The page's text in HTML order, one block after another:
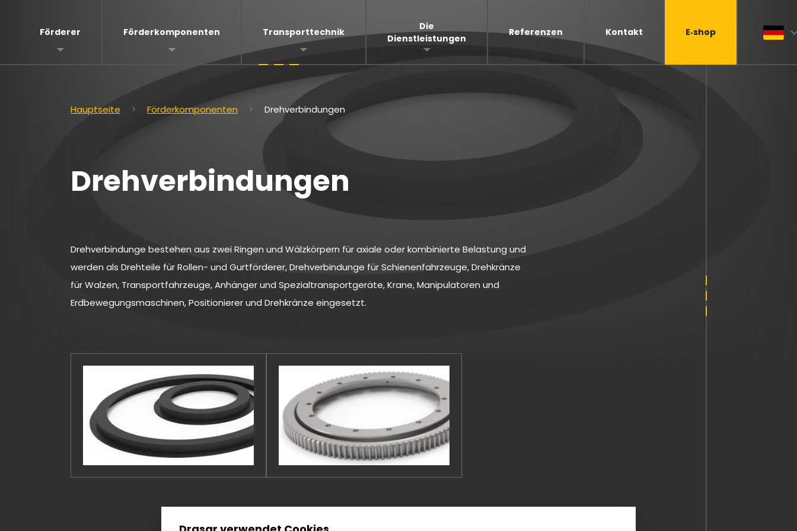
Förderer Förderkomponenten Transporttechnik
Die
Dienstleistungen
Referenzen Kontakt E‑shop
Hauptseite Förderkomponenten Drehverbindungen
Drehverbindungen
Drehverbindunge bestehen aus zwei Ringen und Wälzkörpern für axiale oder kombinierte Belastung und
werden als Drehteile für Rollen- und Gurtförderer, Drehverbindunge für Schienenfahrzeuge, Drehkränze
für Walzen, Transportfahrzeuge, Anhänger und Spezialtransportgeräte, Krane, Manipulatoren und
Erdbewegungsmaschinen, Positionierer und Drehkränze eingesetzt.